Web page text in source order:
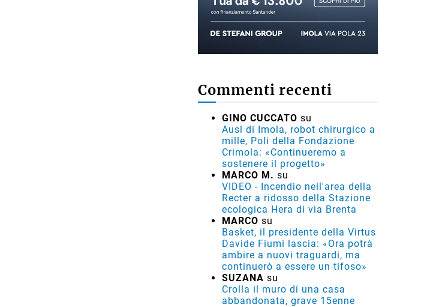
Commenti recenti
GINO CUCCATO su
Ausl di Imola, robot chirurgico a
mille, Poli della Fondazione
Crimola: «Continueremo a
sostenere il progetto»
MARCO M. su
VIDEO - Incendio nell'area della
Recter a ridosso della Stazione
ecologica Hera di via Brenta
MARCO su
Basket, il presidente della Virtus
Davide Fiumi lascia: «Ora potrà
ambire a nuovi traguardi, ma
continuerò a essere un tifoso»
SUZANA su
Crolla il muro di una casa
abbandonata, grave 15enne